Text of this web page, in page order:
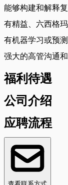
能够构建和解释
有精益、六西格
有机器学习或预
强大的高管沟通
福利待遇
公司介绍
应聘流程